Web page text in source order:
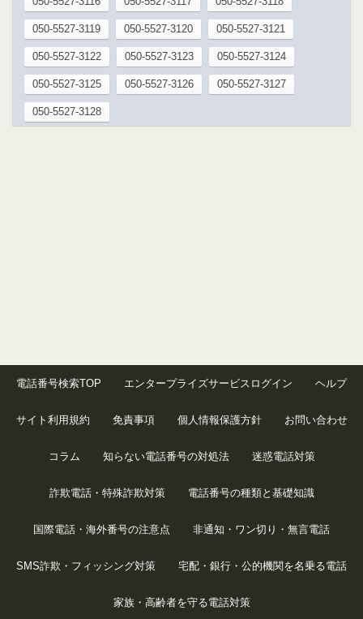
050-5527-3119 050-5527-3120 050-5527-3121
050-5527-3122 050-5527-3123 050-5527-3124
050-5527-3125 050-5527-3126 050-5527-3127
050-5527-3128
電話番号検索TOP エンタープライズサービスログイン ヘルプ
サイト利用規約 免責事項 個人情報保護方針 お問い合わせ
コラム 知らない電話番号の対処法 迷惑電話対策
詐欺電話・特殊詐欺対策 電話番号の種類と基礎知識
国際電話・海外番号の注意点 非通知・ワン切り・無言電話
SMS詐欺・フィッシング対策 宅配・銀行・公的機関を名乗る電話
家族・高齢者を守る電話対策